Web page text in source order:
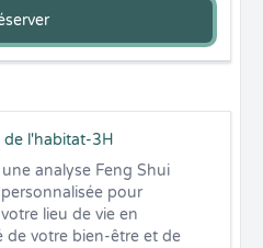
de l'habitat-3H
analyse Feng Shui
pour
lieu de vie en
de votre bien-être et de